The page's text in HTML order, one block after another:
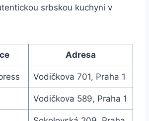
srbskou kuchyni v
Adresa
Vodičkova 701, Praha 1
Vodičkova 589, Praha 1